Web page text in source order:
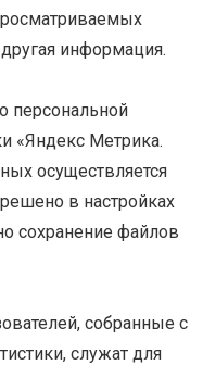
информация.
персональной
«Яндекс Метрика.
осуществляется
в настройках
сохранение файлов
собранные с
служат для